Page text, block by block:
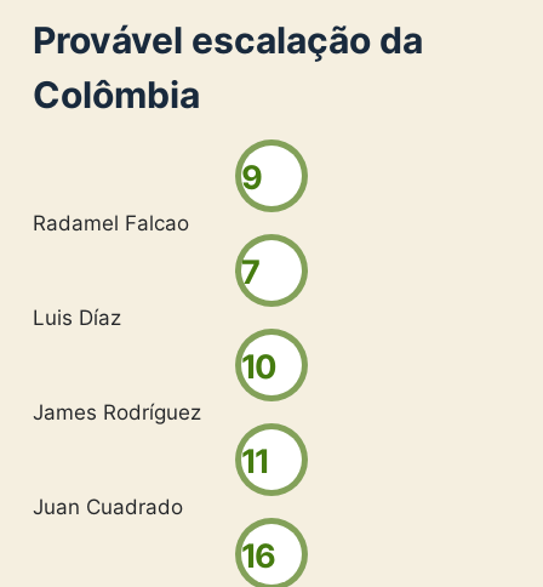
Provável escalação da
Colômbia
9
Radamel Falcao
7
Luis Díaz
10
James Rodríguez
11
Juan Cuadrado
16